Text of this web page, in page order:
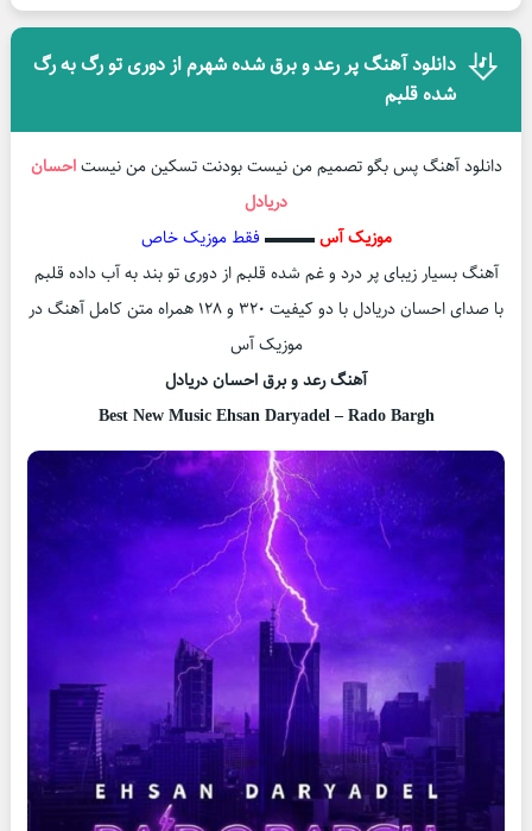
دانلود آهنگ پر رعد و برق شده شهرم از دوری تو رگ به رگ
شده قلبم
دانلود آهنگ پس بگو تصمیم من نیست بودنت تسکین من نیستاحسان
دریادل
موزیک آس▬▬▬ فقط موزیک خاص
آهنگ بسیار زیبای پر درد و غم شده قلبم از دوری تو بند به آب داده قلبم
با صدای احسان دریادل با دو کیفیت ۳۲۰ و ۱۲۸ همراه متن کامل آهنگ در
موزیک آس
آهنگ رعد و برق احسان دریادل
Best New Music Ehsan Daryadel – Rado Bargh